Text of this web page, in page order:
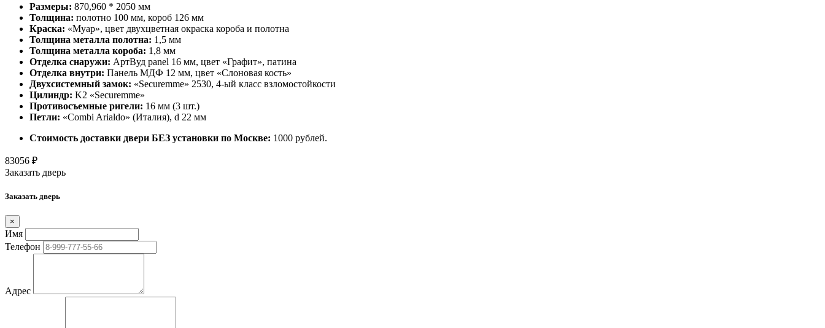
Размеры: 870,960 * 2050 мм
Толщина: полотно 100 мм, короб 126 мм
Краска: «Муар», цвет двухцветная окраска короба и полотна
Толщина металла полотна: 1,5 мм
Толщина металла короба: 1,8 мм
Отделка снаружи: АртВуд panel 16 мм, цвет «Графит», патина
Отделка внутри: Панель МДФ 12 мм, цвет «Слоновая кость»
Двухсистемный замок: «Securemme» 2530, 4-ый класс взломостойкости
Цилиндр: K2 «Securemme»
Противосъемные ригели: 16 мм (3 шт.)
Петли: «Combi Arialdo» (Италия), d 22 мм
Стоимость доставки двери БЕЗ установки по Москве: 1000 рублей.
83056 ₽
Заказать дверь
Заказать дверь
×
Имя
Телефон
Адрес